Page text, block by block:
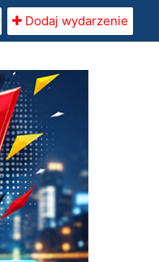
Dodaj wydarzenie